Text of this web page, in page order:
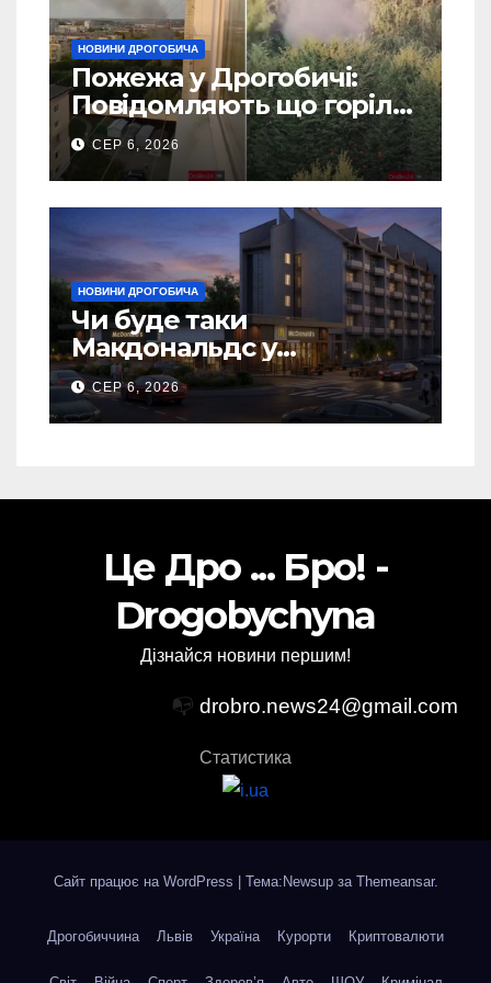
НОВИНИ ДРОГОБИЧА
Пожежа у Дрогобичі:
Повідомляють що горіло
5 гаражів (Відео)
СЕР 6, 2026
НОВИНИ ДРОГОБИЧА
Чи буде таки
Макдональдс у
Дрогобичі? (Фото)
СЕР 6, 2026
Це Дро ... Бро! -
Drogobychyna
Дізнайся новини першим!
📭 drobro.news24@gmail.com
Статистика
Сайт працює на WordPress Тема:Newsup за Themeansar.
Дрогобиччина Львів Україна Курорти Криптовалюти